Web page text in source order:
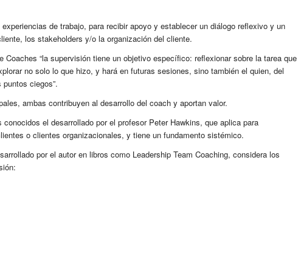
de trabajo, para recibir apoyo y establecer un diálogo reflexivo y un
los stakeholders y/o la organización del cliente.
“la supervisión tiene un objetivo específico: reflexionar sobre la tarea que
no solo lo que hizo, y hará en futuras sesiones, sino también el quien, del
ciegos”.
ambas contribuyen al desarrollo del coach y aportan valor.
el desarrollado por el profesor Peter Hawkins, que aplica para
o clientes organizacionales, y tiene un fundamento sistémico.
por el autor en libros como Leadership Team Coaching, considera los